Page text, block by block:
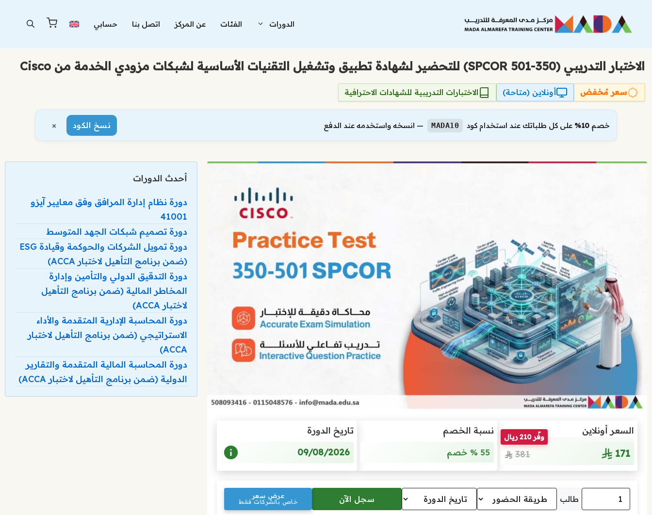
المحتوى
الدورات الفئات عن المركز اتصل بنا حسابي
الاختبار التدريبي (350-501 SPCOR) للتحضير لشهادة تطبيق وتشغيل التقنيات الأساسية لشبكات مزودي الخدمة من Cisco
سعر مُخفض أونلاين (متاحة) الاختبارات التدريبية للشهادات الاحترافية
خصم 10% على كل طلباتك عند استخدام كود MADA10 — انسخه واستخدمه عند الدفع نسخ الكود ×
السعر أونلاين
171
وفّر 210 ريال
381
نسبة الخصم
55 % خصم
تاريخ الدورة
09/08/2026
طالب عرض سعر
خاص بالشركات فقط
أحدث الدورات
دورة نظام إدارة المرافق وفق معايير آيزو
41001
دورة تصميم شبكات الجهد المتوسط
دورة تمويل الشركات والحوكمة وقيادة ESG
(ضمن برنامج التأهيل لاختبار ACCA)
دورة التدقيق الدولي والتأمين وإدارة
المخاطر المالية (ضمن برنامج التأهيل
لاختبار ACCA)
دورة المحاسبة الإدارية المتقدمة والأداء
الاستراتيجي (ضمن برنامج التأهيل لاختبار
ACCA)
دورة المحاسبة المالية المتقدمة والتقارير
الدولية (ضمن برنامج التأهيل لاختبار ACCA)